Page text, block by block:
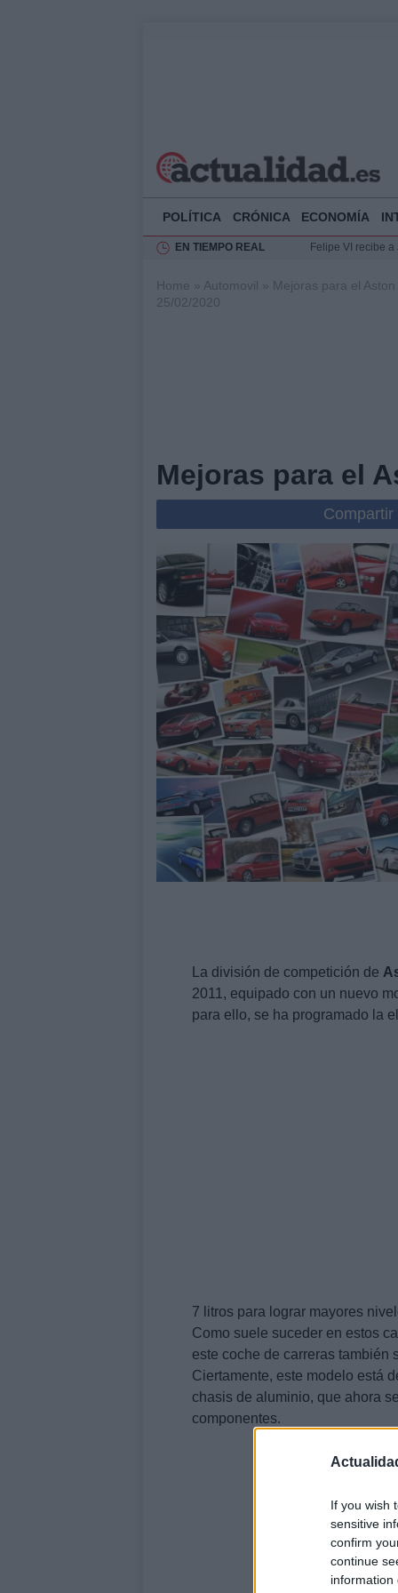
If you wish
sensitive
confirm
continue
information
POLÍTICA CRÓNICA ECONOMÍA
EN TIEMPO REAL
Felipe VI recibe
Impacto
Home » Automovil » Mejoras para el
25/02/2020
Mejoras para el
La división de competición de
2011, equipado con un nuevo
para ello, se ha programado la
7 litros para lograr mayores
Como suele suceder en estos
este coche de carreras también
Ciertamente, este modelo está
chasis de aluminio, que ahora
componentes.